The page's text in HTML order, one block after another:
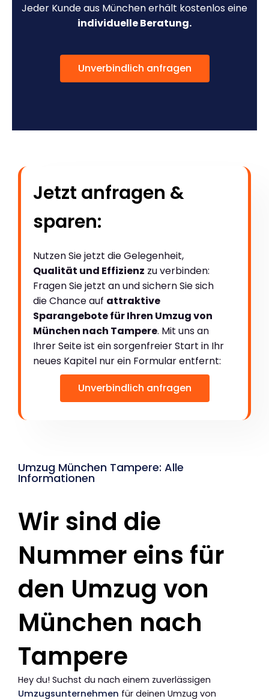
Jeder Kunde aus München erhält kostenlos eine
individuelle Beratung.
Unverbindlich anfragen
Jetzt anfragen &
sparen:
Nutzen Sie jetzt die Gelegenheit,
Qualität und Effizienz zu verbinden:
Fragen Sie jetzt an und sichern Sie sich
die Chance auf attraktive
Sparangebote für Ihren Umzug von
München nach Tampere. Mit uns an
Ihrer Seite ist ein sorgenfreier Start in Ihr
neues Kapitel nur ein Formular entfernt:
Unverbindlich anfragen
Umzug München Tampere: Alle
Informationen
Wir sind die
Nummer eins für
den Umzug von
München nach
Tampere
Hey du! Suchst du nach einem zuverlässigen
Umzugsunternehmen für deinen Umzug von